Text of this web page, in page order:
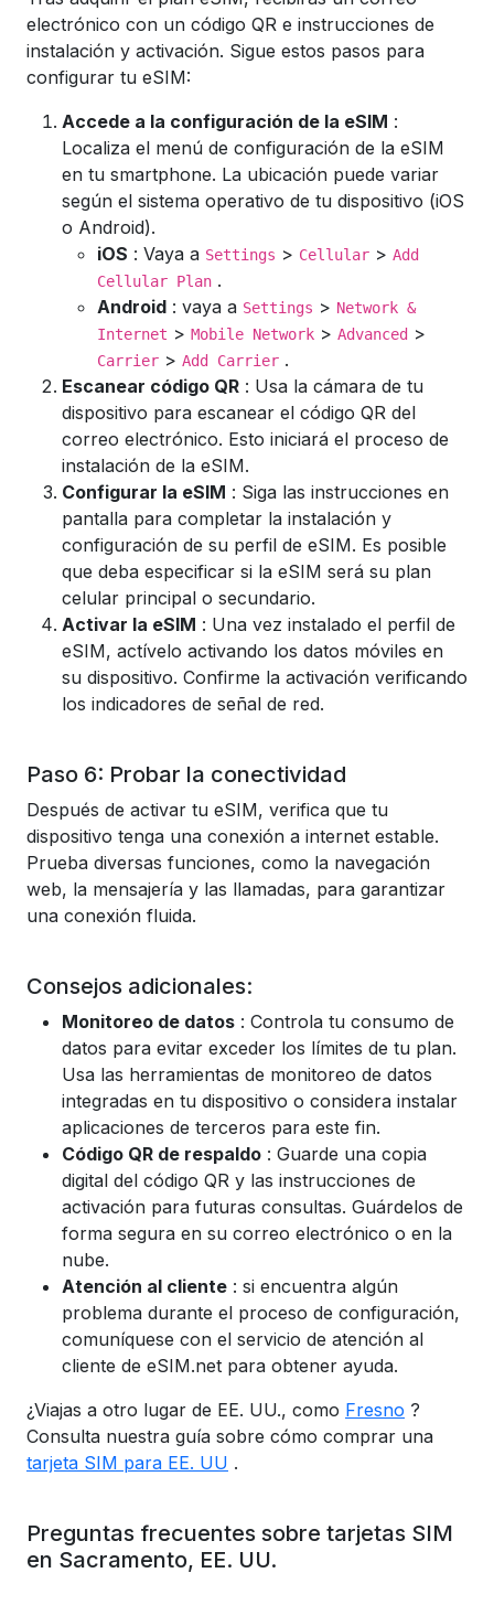
electrónico con un código QR e instrucciones de
instalación y activación. Sigue estos pasos para
configurar tu eSIM:
Accede a la configuración de la eSIM :
Localiza el menú de configuración de la eSIM
en tu smartphone. La ubicación puede variar
según el sistema operativo de tu dispositivo (iOS
o Android).
iOS : Vaya a Settings > Cellular > Add
Cellular Plan .
Android : vaya a Settings > Network &
Internet > Mobile Network > Advanced >
Carrier > Add Carrier .
Escanear código QR : Usa la cámara de tu
dispositivo para escanear el código QR del
correo electrónico. Esto iniciará el proceso de
instalación de la eSIM.
Configurar la eSIM : Siga las instrucciones en
pantalla para completar la instalación y
configuración de su perfil de eSIM. Es posible
que deba especificar si la eSIM será su plan
celular principal o secundario.
Activar la eSIM : Una vez instalado el perfil de
eSIM, actívelo activando los datos móviles en
su dispositivo. Confirme la activación verificando
los indicadores de señal de red.
Paso 6: Probar la conectividad
Después de activar tu eSIM, verifica que tu
dispositivo tenga una conexión a internet estable.
Prueba diversas funciones, como la navegación
web, la mensajería y las llamadas, para garantizar
una conexión fluida.
Consejos adicionales:
Monitoreo de datos : Controla tu consumo de
datos para evitar exceder los límites de tu plan.
Usa las herramientas de monitoreo de datos
integradas en tu dispositivo o considera instalar
aplicaciones de terceros para este fin.
Código QR de respaldo : Guarde una copia
digital del código QR y las instrucciones de
activación para futuras consultas. Guárdelos de
forma segura en su correo electrónico o en la
nube.
Atención al cliente : si encuentra algún
problema durante el proceso de configuración,
comuníquese con el servicio de atención al
cliente de eSIM.net para obtener ayuda.
¿Viajas a otro lugar de EE. UU., como Fresno ?
Consulta nuestra guía sobre cómo comprar una
tarjeta SIM para EE. UU .
Preguntas frecuentes sobre tarjetas SIM
en Sacramento, EE. UU.